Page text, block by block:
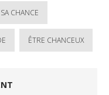
CHANCE
ÊTRE CHANCEUX